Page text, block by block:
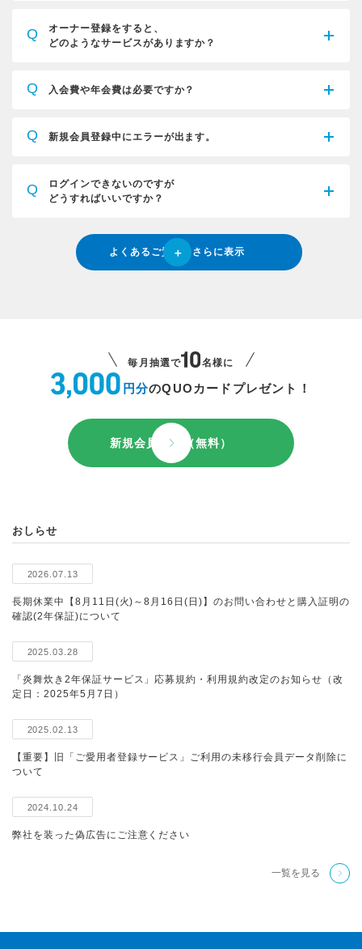
Q
オーナー登録をすると、
どのようなサービスがありますか？
Q 入会費や年会費は必要ですか？
Q 新規会員登録中にエラーが出ます。
Q
ログインできないのですが
どうすればいいですか？
よくあるご質問をさらに表示
毎月抽選で 名様に
円分のQUOカードプレゼント！
新規会員登録（無料）
おしらせ
2026.07.13
長期休業中【8月11日(火)～8月16日(日)】のお問い合わせと購入証明の
確認(2年保証)について
2025.03.28
「炎舞炊き2年保証サービス」応募規約・利用規約改定のお知らせ（改
定日：2025年5月7日）
2025.02.13
【重要】旧「ご愛用者登録サービス」ご利用の未移行会員データ削除に
ついて
2024.10.24
弊社を装った偽広告にご注意ください
一覧を見る